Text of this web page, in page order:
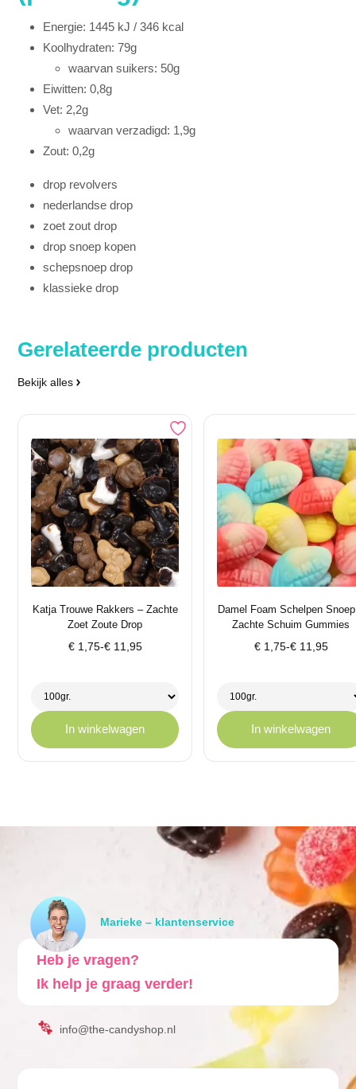
Energie: 1445 kJ / 346 kcal
Koolhydraten: 79g
waarvan suikers: 50g
Eiwitten: 0,8g
Vet: 2,2g
waarvan verzadigd: 1,9g
Zout: 0,2g
drop revolvers
nederlandse drop
zoet zout drop
drop snoep kopen
schepsnoep drop
klassieke drop
Gerelateerde producten
Bekijk alles
Katja Trouwe Rakkers – Zachte
Zoet Zoute Drop
€1,75-€11,95
Prijsklasse:
€ 11,95
In winkelwagen
Damel Foam Schelpen
Zachte Schuim Gummies
€1,75-€11,95
Prijsklasse:
€ 11,95
In winkelwagen
Marieke – klantenservice
Heb je vragen?
Ik help je graag verder!
info@the-candyshop.nl